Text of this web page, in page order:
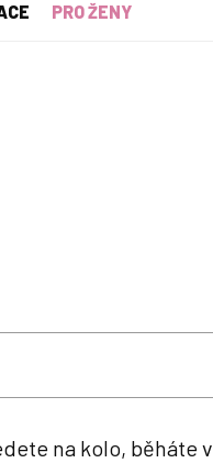
PRO ŽENY
na kolo, běháte v